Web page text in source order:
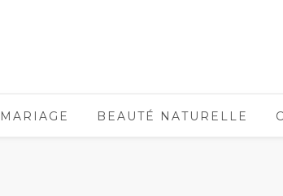
MARIAGE BEAUTÉ NATURELLE